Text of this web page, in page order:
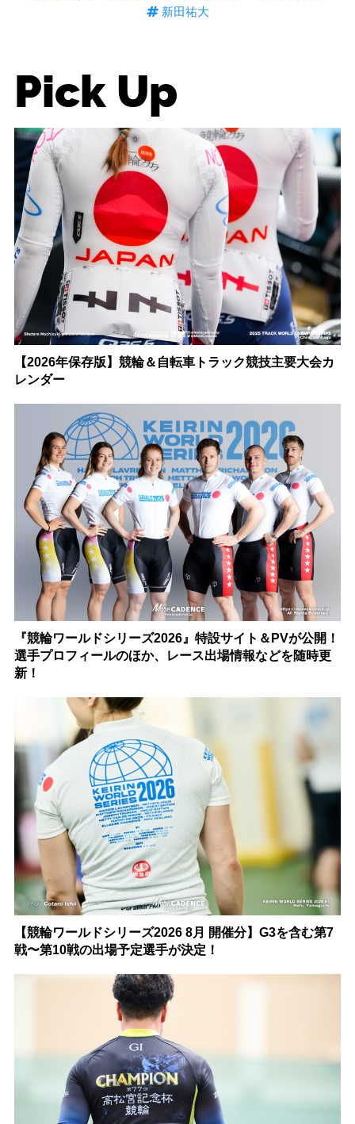
新田祐大
Pick Up
【2026年保存版】競輪＆自転車トラック競技主要大会カ
レンダー
『競輪ワールドシリーズ2026』特設サイト＆PVが公開！
選手プロフィールのほか、レース出場情報などを随時更
新！
【競輪ワールドシリーズ2026 8月 開催分】G3を含む第7
戦〜第10戦の出場予定選手が決定！